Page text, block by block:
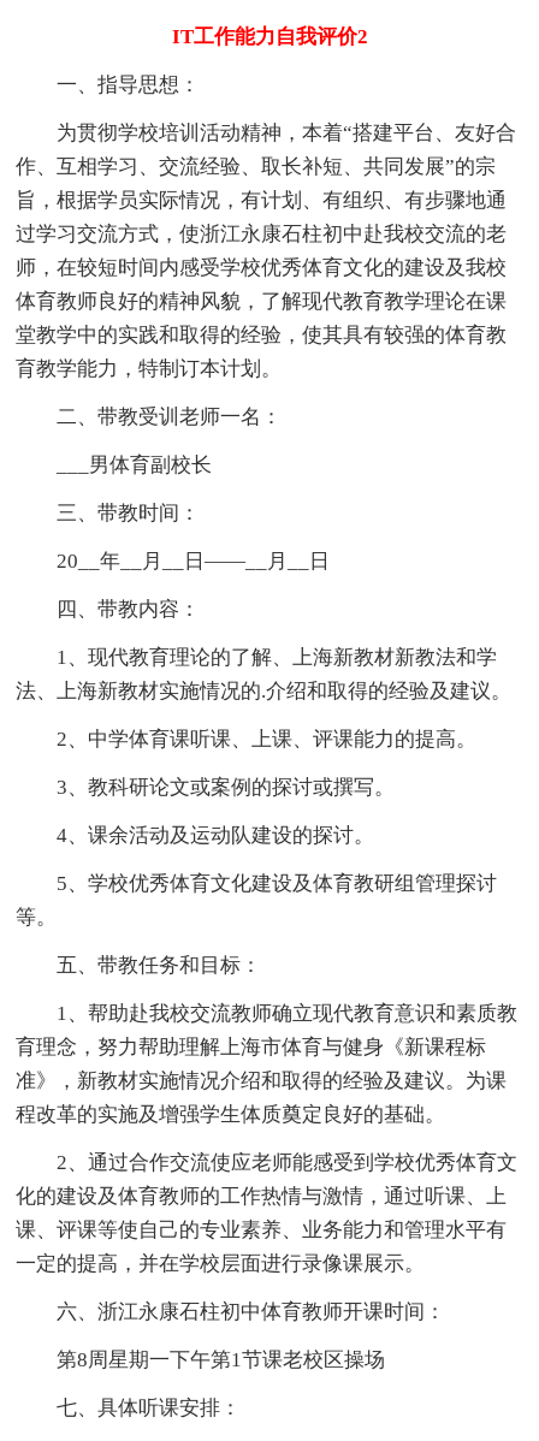
IT工作能力自我评价2
一、指导思想：
为贯彻学校培训活动精神，本着“搭建平台、友好合
作、互相学习、交流经验、取长补短、共同发展”的宗
旨，根据学员实际情况，有计划、有组织、有步骤地通
过学习交流方式，使浙江永康石柱初中赴我校交流的老
师，在较短时间内感受学校优秀体育文化的建设及我校
体育教师良好的精神风貌，了解现代教育教学理论在课
堂教学中的实践和取得的经验，使其具有较强的体育教
育教学能力，特制订本计划。
二、带教受训老师一名：
___男体育副校长
三、带教时间：
20__年__月__日——__月__日
四、带教内容：
1、现代教育理论的了解、上海新教材新教法和学
法、上海新教材实施情况的.介绍和取得的经验及建议。
2、中学体育课听课、上课、评课能力的提高。
3、教科研论文或案例的探讨或撰写。
4、课余活动及运动队建设的探讨。
5、学校优秀体育文化建设及体育教研组管理探讨
等。
五、带教任务和目标：
1、帮助赴我校交流教师确立现代教育意识和素质教
育理念，努力帮助理解上海市体育与健身《新课程标
准》，新教材实施情况介绍和取得的经验及建议。为课
程改革的实施及增强学生体质奠定良好的基础。
2、通过合作交流使应老师能感受到学校优秀体育文
化的建设及体育教师的工作热情与激情，通过听课、上
课、评课等使自己的专业素养、业务能力和管理水平有
一定的提高，并在学校层面进行录像课展示。
六、浙江永康石柱初中体育教师开课时间：
第8周星期一下午第1节课老校区操场
七、具体听课安排：